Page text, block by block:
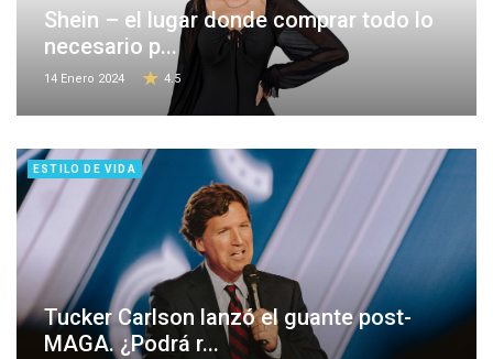
Shein – el lugar donde comprar todo lo
necesario p...
14 Enero 2024 4.5
ESTILO DE VIDA
Tucker Carlson lanzó el guante post-
MAGA. ¿Podrá r...